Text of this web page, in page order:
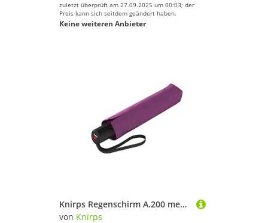
zuletzt überprüft am 27.09.2025 um 00:03; der
Preis kann sich seitdem geändert haben.
Keine weiteren Anbieter
Knirps Regenschirm A.200 medium duomatic (violet)
von Knirps